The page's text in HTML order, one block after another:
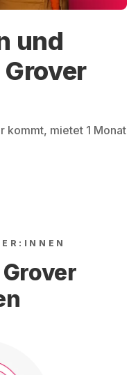
und
kommt, mietet 1 Monat